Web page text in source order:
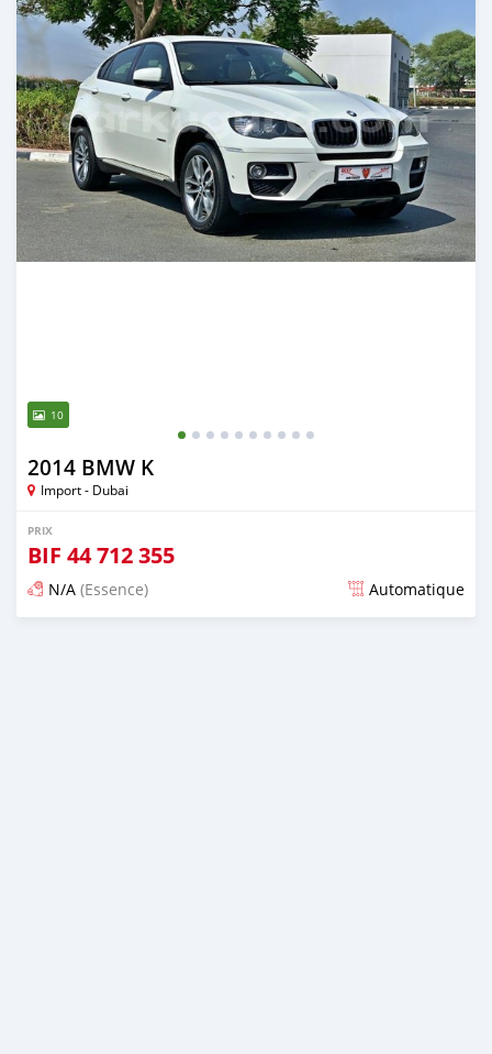
10
2014 BMW K
Import - Dubai
PRIX
BIF 44 712 355
N/A (Essence) Automatique